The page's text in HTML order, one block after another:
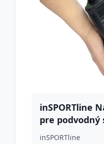
inSPORTline
pre
inSPORTline